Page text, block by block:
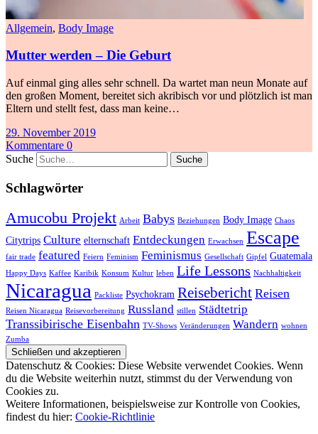
Allgemein, Body Image
Mutter werden – Die Geburt
Auf einmal ging alles sehr schnell. Da wartet man neun Monate auf
den großen Moment, bereitet sich akribisch vor und plötzlich ist man
Eltern und stellt fest, dass man keine…
29. November 2019
Kommentare 0
Suche
Schlagwörter
Amucobu Projekt Arbeit Babys Beziehungen Body Image Chaos
Citytrips Culture elternschaft Entdeckungen Erwachsen Escape
fair trade featured Feiern Feminism Feminismus Gesellschaft Gipfel Guatemala
Happy Days Kaffee Karibik Konsum Kultur leben Life Lessons Nachhaltigkeit
Nicaragua Packliste Psychokram Reisebericht Reisen
Reisen Nicaragua Reisevorbereitung Russland stillen Städtetrip
Transsibirische Eisenbahn TV-Shows Veränderungen Wandern wohnen
Zumba
Datenschutz & Cookies: Diese Website verwendet Cookies. Wenn
du die Website weiterhin nutzt, stimmst du der Verwendung von
Cookies zu.
Weitere Informationen, beispielsweise zur Kontrolle von Cookies,
findest du hier: Cookie-Richtlinie